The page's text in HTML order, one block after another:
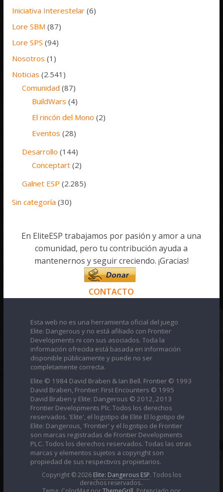
Iniciativa Interestelar (6)
Lore SBM (87)
Lore SPS (94)
Nosotros (1)
Noticias (2.541)
Comunidad (87)
BuildWars (4)
El rincón del Mono (2)
Eventos (28)
Desarrollo (144)
Conceptart (2)
Galnet ESP (2.285)
Sin categoría (30)
En EliteESP trabajamos por pasión y amor a una
comunidad, pero tu contribución ayuda a
mantenernos y seguir creciendo. ¡Gracias!
CONTACTO
Esta web no es una herramienta oficial del juego
Elite: Dangerous y no está afiliado con Frontier
Developments ni con sus asociados. Toda la
información ofrecida está basada en información
disponible públicamente y puede no ser
completamente correcta.
Elite © 1984 David Braben & Ian Bell. Frontier © 1993
David Braben, Frontier: First Encounters © 1995
David Braben y Elite: Dangerous © 2012, 2013
Frontier Developments Plc. Todos los derechos
reservados. 'Elite', el logotipo de Elite El logotipo de
Elite: Dangerous, 'Frontier' y el logotipo de Frontier
son marcas registradas de Frontier Developments
PLC. Todos los derechos reservados. Todas las otras
marcas y elementos sujetos a copyright son
propiedad de sus respectivos propietarios.
Copyright © 2026 Elite: Dangerous ESP. Todos los
derechos reservados..